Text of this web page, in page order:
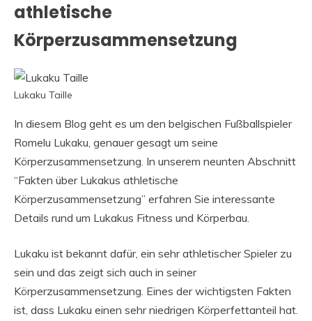
athletische
Körperzusammensetzung
Lukaku Taille
In diesem Blog geht es um den belgischen Fußballspieler
Romelu Lukaku, genauer gesagt um seine
Körperzusammensetzung. In unserem neunten Abschnitt
“Fakten über Lukakus athletische
Körperzusammensetzung” erfahren Sie interessante
Details rund um Lukakus Fitness und Körperbau.
Lukaku ist bekannt dafür, ein sehr athletischer Spieler zu
sein und das zeigt sich auch in seiner
Körperzusammensetzung. Eines der wichtigsten Fakten
ist, dass Lukaku einen sehr niedrigen Körperfettanteil hat.